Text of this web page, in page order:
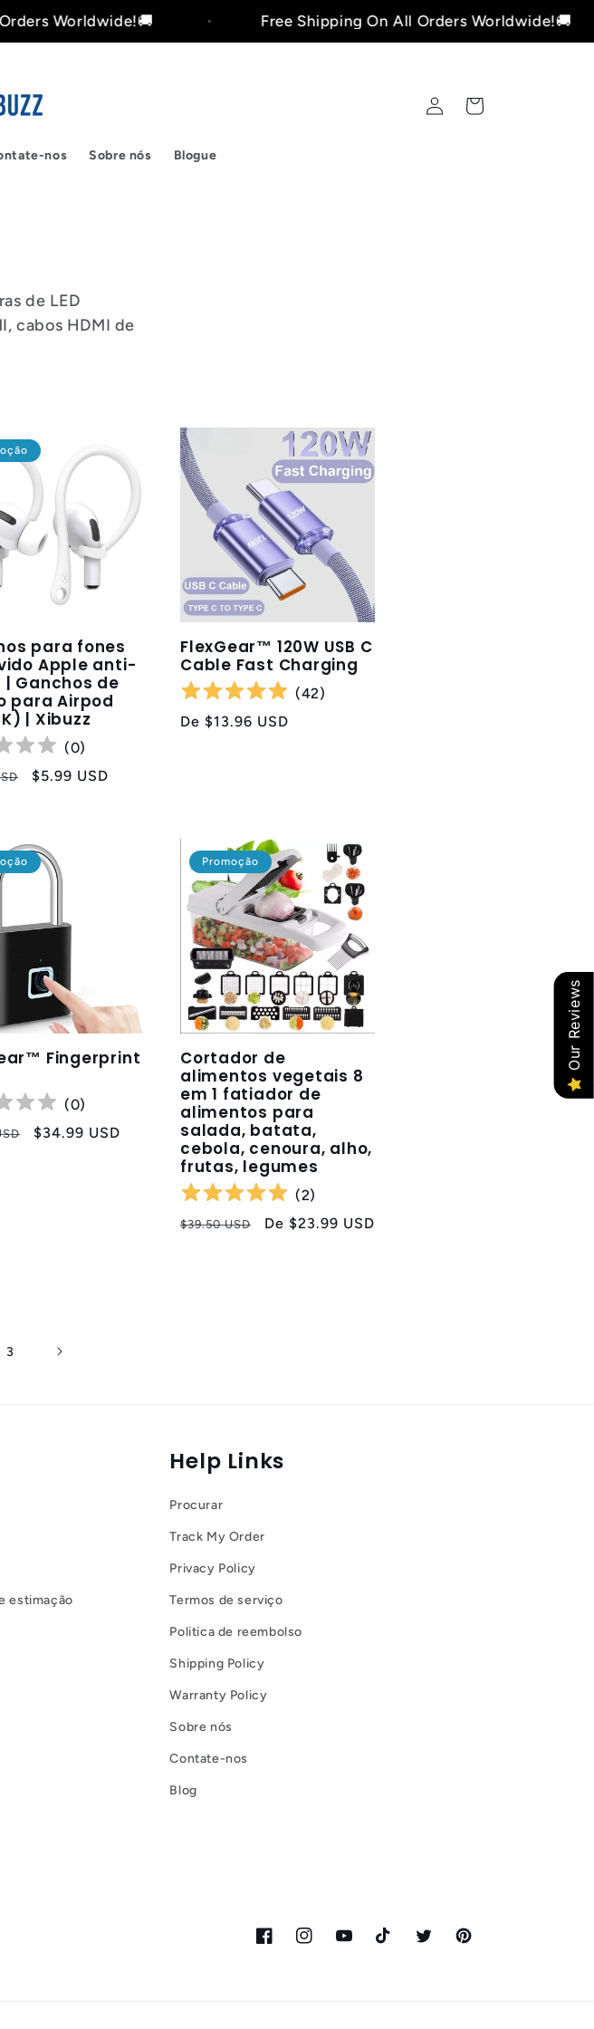
Worldwide!🚚 Free Shipping On All Orders Worldwide!🚚
nos Sobre nós Blogue
Fazer
login
Carrinho
de LED
cabos HDMI de
para fones
Apple anti-
Ganchos de
para Airpod
| Xibuzz
(0)
Preço
$5.99 USD
FlexGear™ 120W USB C
Cable Fast Charging
(42)
Preço
De $13.96 USD
Fingerprint
(0)
Preço
$34.99 USD
Promoção
Cortador de
alimentos vegetais 8
em 1 fatiador de
alimentos para
salada, batata,
cebola, cenoura, alho,
frutas, legumes
(2)
Preço
$39.50 USD
Preço
De $23.99 USD
3
estimação
Help Links
Procurar
Track My Order
Privacy Policy
Termos de serviço
Politica de reembolso
Shipping Policy
Warranty Policy
Sobre nós
Contate-nos
Blog
FacebookInstagramYouTubeTikTok TwitterPinterest
Our Reviews